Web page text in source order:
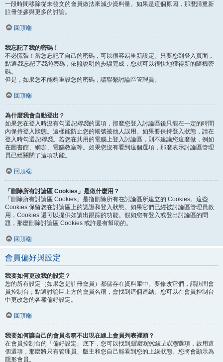
一段時間移除從未發文的會員做法來減少資料量。如果是這個原因，那麼請重新
註冊並參與更多的討論。
回頂端
我忘記了我的密碼！
不必慌張！當您忘記了自己的密碼，可以很容易重新設定。只要您到登入頁面，
點選我忘記了我的密碼，依照說明的步驟完成，您就可以很快地獲得新的隨機密
碼。
但是，如果您不能夠重設您的密碼，請聯繫討論區管理員。
回頂端
為什麼我會自動登出？
如果您在登入時沒有勾選記得我的選項，那麼您登入討論區後只能在一定的時間
內保持登入狀態。這樣能防止您的帳號被他人誤用。如果要保持登入狀態，請在
登入時勾選記得我。若您在共用的電腦上登入討論區，則不建議您這麼做，例如
在圖書館、網咖、電腦教室等。如果您沒有看到這個選項，那麼表示討論區管理
員已經關閉了這項功能。
回頂端
「刪除所有討論區 Cookies」是做什麼用？
「刪除所有討論區 Cookies」是指刪除所有在討論區所建立的 Cookies。這些
Cookies 保留您在討論區上的認證和登入狀態。如果它們已經被討論區管理員啟
用，Cookies 還可以提供如讀出跟踪的功能。假如您有登入或登出討論區的問
題，那麼刪除討論區 Cookies 或許是有幫助的。
回頂端
會員偏好與設定
我要如何更改我的設定？
您的所有設定（如果您是註冊會員）都儲存在資料庫中。要修改它們，請訪問會
員控制台；點選討論區上方的會員名稱，會找到這個連結。您可以在會員控制台
中更改您的各種偏好設定。
回頂端
我要如何讓自己的會員名稱不出現在線上會員列表裡頭？
在會員控制台的「偏好設定」底下，您可以找到 隱藏我的線上狀態選項，啟用這
個選項，那麼將只有管理員、版主和您自己能看到您的上線狀態。您將會顯示為
隱形會員。